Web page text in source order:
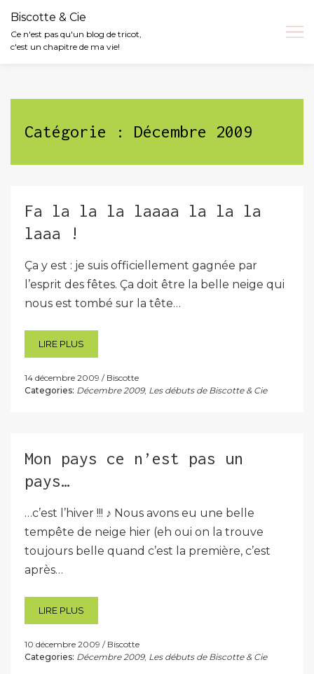
Biscotte & Cie
Ce n'est pas qu'un blog de tricot,
c'est un chapitre de ma vie!
Catégorie : Décembre 2009
Fa la la la laaaa la la la
laaa !
Ça y est : je suis officiellement gagnée par
l’esprit des fêtes. Ça doit être la belle neige qui
nous est tombé sur la tête…
LIRE PLUS
14 décembre 2009
Biscotte
Categories: Décembre 2009, Les débuts de Biscotte & Cie
Mon pays ce n’est pas un
pays…
…c’est l’hiver !!! ♪ Nous avons eu une belle
tempête de neige hier (eh oui on la trouve
toujours belle quand c’est la première, c’est
après…
LIRE PLUS
10 décembre 2009
Biscotte
Categories: Décembre 2009, Les débuts de Biscotte & Cie